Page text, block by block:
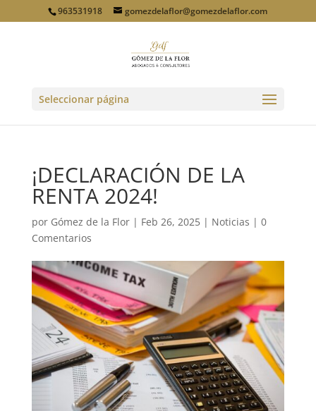
963531918 gomezdelaflor@gomezdelaflor.com
Seleccionar página
¡DECLARACIÓN DE LA
RENTA 2024!
por Gómez de la Flor| Feb 26, 2025| Noticias | 0
Comentarios